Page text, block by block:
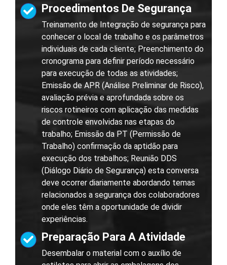
Procedimentos De Segurança
Treinamento de Integração de segurança para
conhecer o local de trabalho e os parâmetros
individuais de cada cliente; Preenchimento do
cronograma para definir período necessário
para execução de todas as atividades;
Emissão de APR (Análise Preliminar de Risco),
avaliação prévia e aprofundada sobre os
riscos rotineiros com aplicação das medidas
de controle envolvidas nas etapas do
trabalho; Emissão da PT (Permissão de
Trabalho) confirmação da aptidão para
execução dos trabalhos; Reunião DDS
(Diálogo Diário de Segurança) esta conversa
deve ocorrer diariamente abordando temas
relacionados a segurança dos colaboradores
onde eles têm a oportunidade de dividir
experiências.
Preparação Para A Atividade
Desembalar o material com o auxílio de